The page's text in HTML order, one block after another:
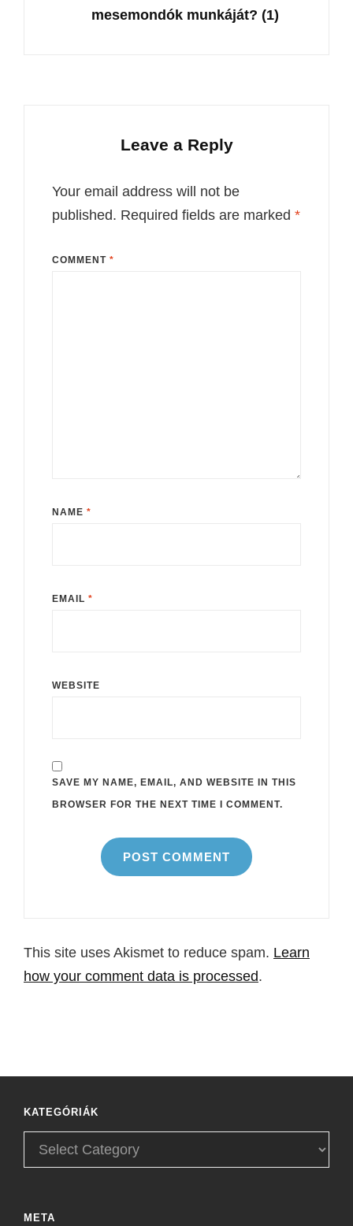
mesemondók munkáját? (1)
Leave a Reply
Your email address will not be
published. Required fields are marked *
COMMENT *
NAME *
EMAIL *
WEBSITE
SAVE MY NAME, EMAIL, AND WEBSITE IN THIS
BROWSER FOR THE NEXT TIME I COMMENT.
This site uses Akismet to reduce spam. Learn
how your comment data is processed.
KATEGÓRIÁK
Kategóriák
META